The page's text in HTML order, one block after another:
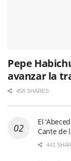
Pepe
avanzar la
458 SHARES
El
Cante de
441